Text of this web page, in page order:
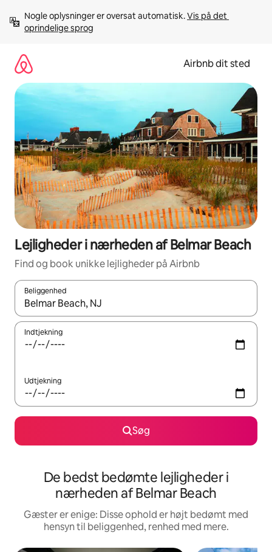
videre
Nogle oplysninger er oversat automatisk. Vis på det
oprindelige sprog
Airbnb dit sted
Lejligheder i nærheden af Belmar Beach
Find og book unikke lejligheder på Airbnb
Beliggenhed
Når resultaterne er tilgængelige, skal du navigere med
Indtjekning
Udtjekning
Søg
De bedst bedømte lejligheder i
nærheden af Belmar Beach
Gæster er enige: Disse ophold er højt bedømt med
hensyn til beliggenhed, renhed med mere.